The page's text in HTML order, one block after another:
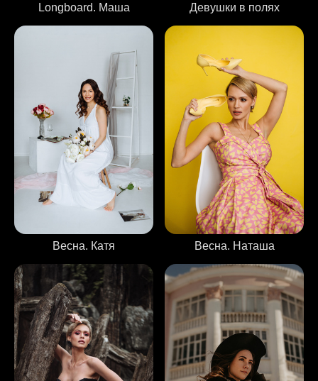
Longboard. Маша Девушки в полях
Весна. Катя Весна. Наташа